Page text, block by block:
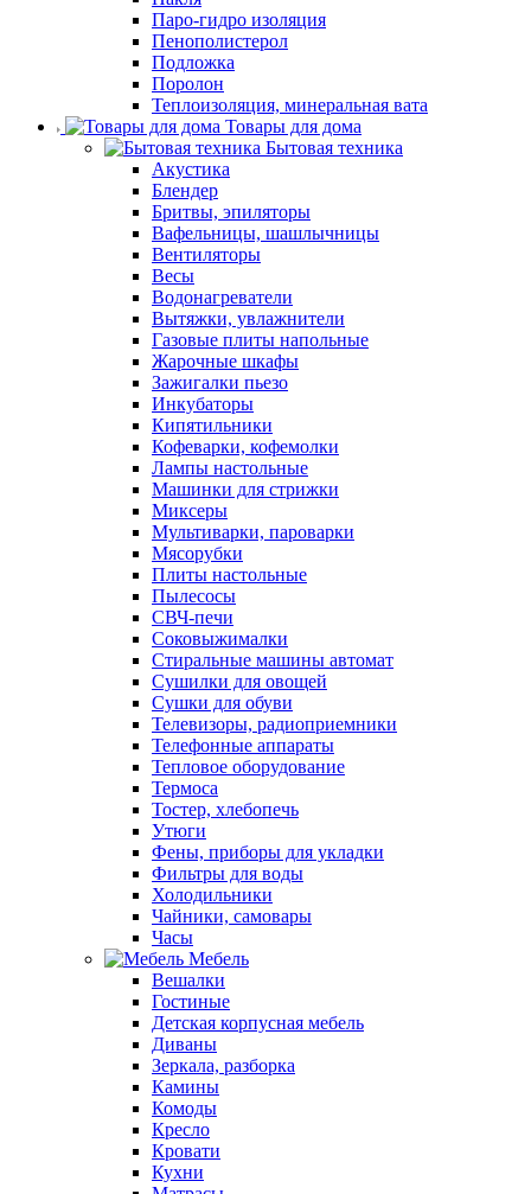
Паро-гидро изоляция
Пенополистерол
Подложка
Поролон
Теплоизоляция, минеральная вата
Товары для дома
Бытовая техника
Акустика
Блендер
Бритвы, эпиляторы
Вафельницы, шашлычницы
Вентиляторы
Весы
Водонагреватели
Вытяжки, увлажнители
Газовые плиты напольные
Жарочные шкафы
Зажигалки пьезо
Инкубаторы
Кипятильники
Кофеварки, кофемолки
Лампы настольные
Машинки для стрижки
Миксеры
Мультиварки, пароварки
Мясорубки
Плиты настольные
Пылесосы
СВЧ-печи
Соковыжималки
Стиральные машины автомат
Сушилки для овощей
Сушки для обуви
Телевизоры, радиоприемники
Телефонные аппараты
Тепловое оборудование
Термоса
Тостер, хлебопечь
Утюги
Фены, приборы для укладки
Фильтры для воды
Холодильники
Чайники, самовары
Часы
Мебель
Вешалки
Гостиные
Детская корпусная мебель
Диваны
Зеркала, разборка
Камины
Комоды
Кресло
Кровати
Кухни